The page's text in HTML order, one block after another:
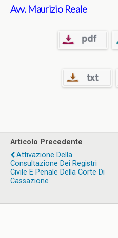
Avv. Maurizio Reale
Articolo Precedente
Attivazione Della
Consultazione Dei Registri
Civile E Penale Della Corte Di
Cassazione